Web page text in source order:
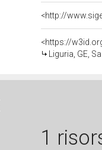
<https://
Liguria, GE,
1